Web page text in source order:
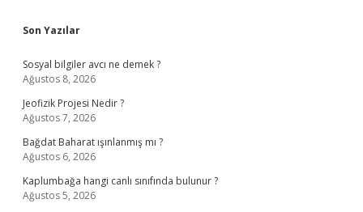
Sidebar
Son Yazılar
Sosyal bilgiler avcı ne demek ?
Ağustos 8, 2026
Jeofizik Projesi Nedir ?
Ağustos 7, 2026
Bağdat Baharat ışınlanmış mı ?
Ağustos 6, 2026
Kaplumbağa hangi canlı sınıfında bulunur ?
Ağustos 5, 2026